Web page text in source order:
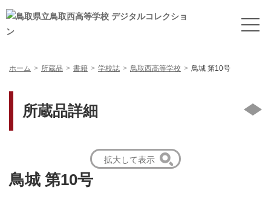
ホーム 所蔵品 書籍 学校誌 鳥取西高等学校 鳥城 第10号
所蔵品詳細
拡大して表示
鳥城 第10号